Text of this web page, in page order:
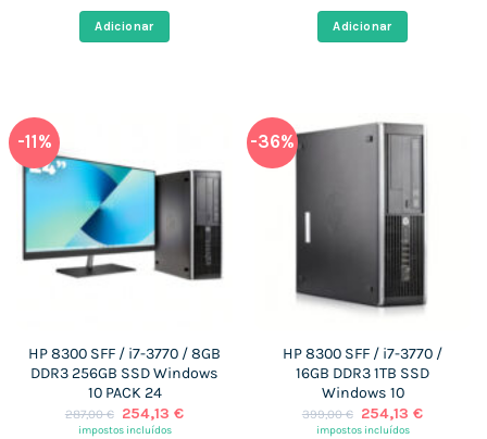
era:
388,00 €.
Adicionar
era:
304,00 €.
Adicionar
-11%
HP 8300 SFF / i7-3770 / 8GB
DDR3 256GB SSD Windows
10 PACK 24
287,00€ O
preço
254,13€O
impostos incluídos
-36%
HP 8300 SFF / i7-3770 /
16GB DDR3 1TB SSD
Windows 10
399,00€ O
preço
254,13€O
impostos incluídos